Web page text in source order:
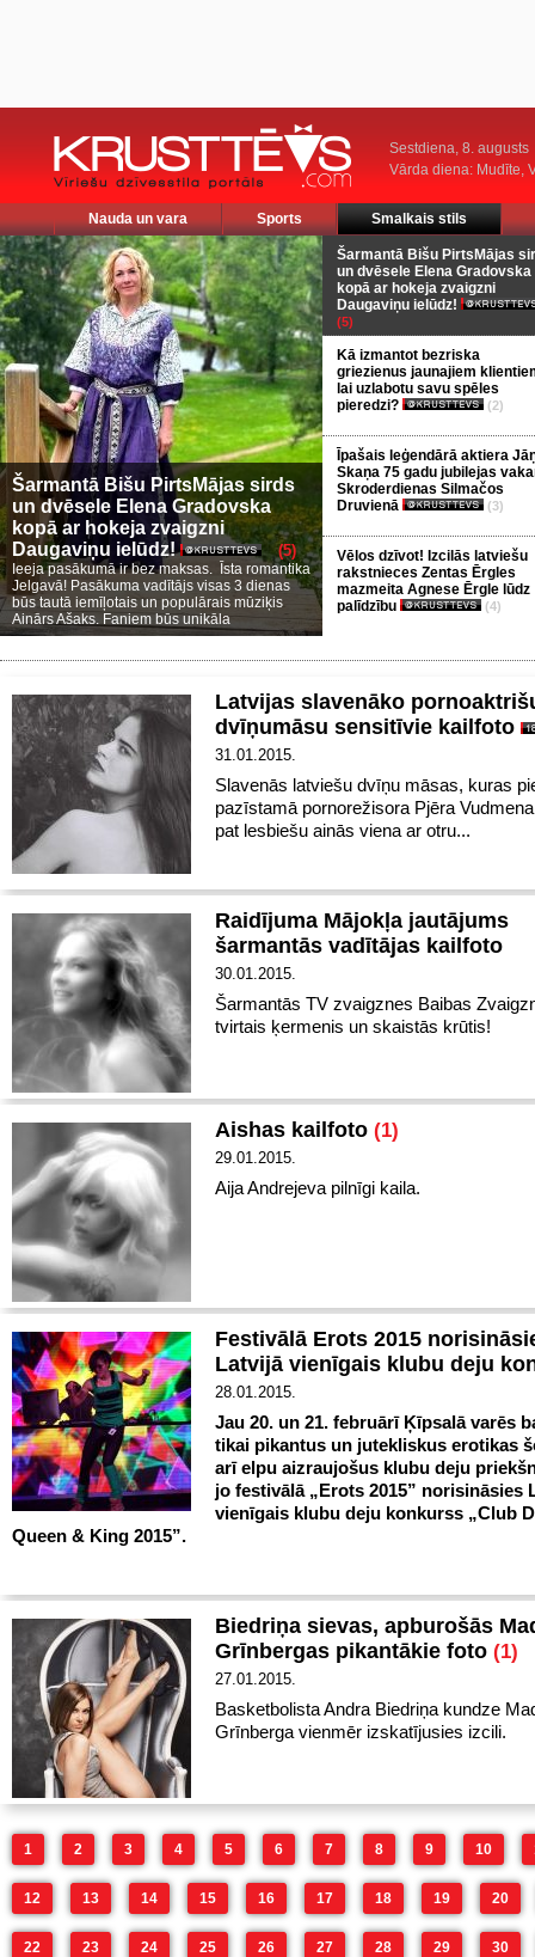
Sestdiena, 8. augusts
Vārda diena: Mudīte,
Nauda un vara Sports Smalkais stils
Šarmantā Bišu PirtsMājas sirds
un dvēsele Elena Gradovska
kopā ar hokeja zvaigzni
Daugaviņu ielūdz!
(5)
Ieeja pasākumā ir bez maksas. Īsta romantika
Jelgavā! Pasākuma vadītājs visas 3 dienas
būs tautā iemīļotais un populārais mūziķis
Ainārs Ašaks. Faniem būs unikāla
Šarmantā Bišu PirtsMājas
un dvēsele Elena Gradovska
kopā ar hokeja zvaigzni
Daugaviņu ielūdz!
(5)
Kā izmantot bezriska
griezienus jaunajiem
lai uzlabotu savu spēles
pieredzi?
(2)
Īpašais leģendārā aktiera
Skaņa 75 gadu jubilejas
Skroderdienas Silmačos
Druvienā
(3)
Vēlos dzīvot! Izcilās latviešu
rakstnieces Zentas Ērgles
mazmeita Agnese Ērgle lūdz
palīdzību
(4)
Latvijas slavenāko
dvīņumāsu sensitīvie kailfoto
31.01.2015.
Slavenās latviešu dvīņu māsas, kuras
pazīstamā pornorežisora Pjēra
pat lesbiešu ainās viena ar otru...
Raidījuma Mājokļa jautājums
šarmantās vadītājas kailfoto
30.01.2015.
Šarmantās TV zvaigznes Baibas
tvirtais ķermenis un skaistās krūtis!
Aishas kailfoto (1)
29.01.2015.
Aija Andrejeva pilnīgi kaila.
Festivālā Erots 2015
Latvijā vienīgais klubu deju
28.01.2015.
Jau 20. un 21. februārī Ķīpsalā varēs
tikai pikantus un jutekliskus erotikas
arī elpu aizraujošus klubu deju
jo festivālā „Erots 2015” norisināsies
vienīgais klubu deju konkurss „Club
Queen & King 2015”.
Biedriņa sievas, apburošās
Grīnbergas pikantākie foto (1)
27.01.2015.
Basketbolista Andra Biedriņa kundze
Grīnberga vienmēr izskatījusies izcili.
1 2 3 4 5 6 7 8 9 10
12 13 14 15 16 17 18 19 20
22 23 24 25 26 27 28 29 30